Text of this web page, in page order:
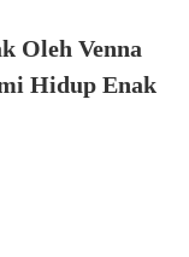
Oleh Venna
Hidup Enak